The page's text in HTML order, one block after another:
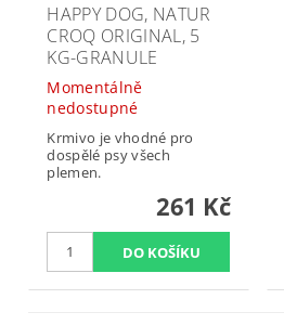
HAPPY DOG, NATUR
CROQ ORIGINAL, 5
KG-GRANULE
Momentálně
nedostupné
Krmivo je vhodné pro
dospělé psy všech
plemen.
261 Kč